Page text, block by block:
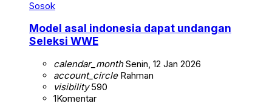
Sosok
Model asal indonesia dapat undangan
Seleksi WWE
calendar_monthSenin, 12 Jan 2026
account_circleRahman
visibility590
1Komentar